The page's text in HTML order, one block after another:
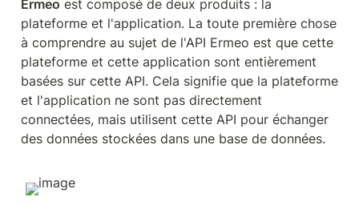
Ermeo est composé de deux produits : la
plateforme et l'application. La toute première chose
à comprendre au sujet de l'API Ermeo est que cette
plateforme et cette application sont entièrement
basées sur cette API. Cela signifie que la plateforme
et l'application ne sont pas directement
connectées, mais utilisent cette API pour échanger
des données stockées dans une base de données.